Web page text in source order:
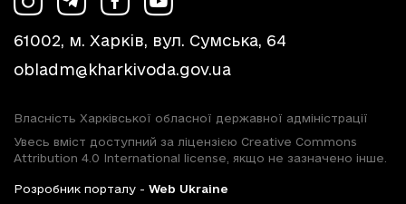
61002, м. Харків, вул. Сумська, 64
obladm@kharkivoda.gov.ua
Власність Харківської обласної державної адміністрації
Увесь вміст доступний за ліцензією Creative Commons
Attribution 4.0 International license, якщо не зазначено інше.
Розробник порталу - Web Ukraine